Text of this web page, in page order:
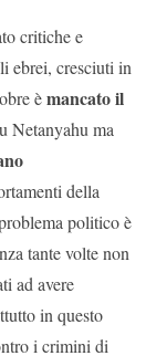
critiche e
ebrei, cresciuti in
èmancato il
Netanyahu ma
della
politico è
tante volte non
ad avere
in questo
i crimini di